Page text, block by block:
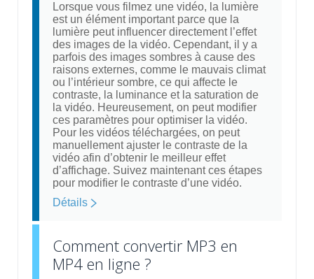
Lorsque vous filmez une vidéo, la lumière
est un élément important parce que la
lumière peut influencer directement l’effet
des images de la vidéo. Cependant, il y a
parfois des images sombres à cause des
raisons externes, comme le mauvais climat
ou l’intérieur sombre, ce qui affecte le
contraste, la luminance et la saturation de
la vidéo. Heureusement, on peut modifier
ces paramètres pour optimiser la vidéo.
Pour les vidéos téléchargées, on peut
manuellement ajuster le contraste de la
vidéo afin d’obtenir le meilleur effet
d’affichage. Suivez maintenant ces étapes
pour modifier le contraste d’une vidéo.
Détails
Comment convertir MP3 en
MP4 en ligne ?